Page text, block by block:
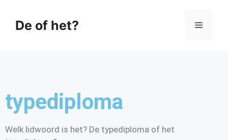
De of het?
typediploma
Welk lidwoord is het? De typediploma of het